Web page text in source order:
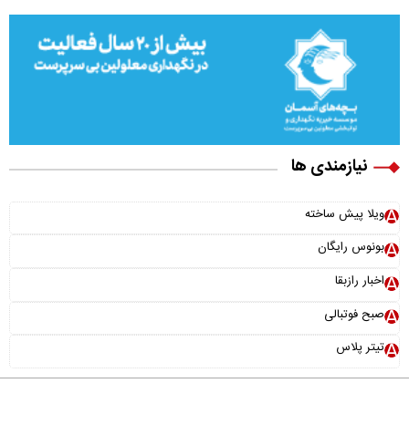
نیازمندی ها
ویلا پیش ساخته
بونوس رایگان
اخبار رازبقا
صبح فوتبالی
تیتر پلاس